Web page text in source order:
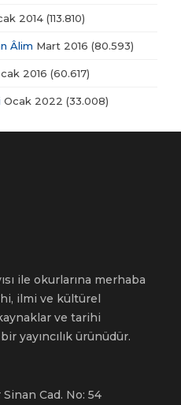
2014 (113.810)
Âlim Mart 2016 (80.593)
2016 (60.617)
Ocak 2022 (33.008)
ile okurlarına merhaba
ilmi ve kültürel
ve tarihi
yayıncılık ürünüdür.
Cad. No: 54